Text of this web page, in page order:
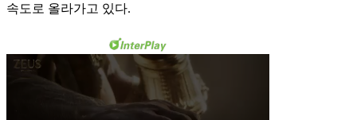
속도로 올라가고 있다.